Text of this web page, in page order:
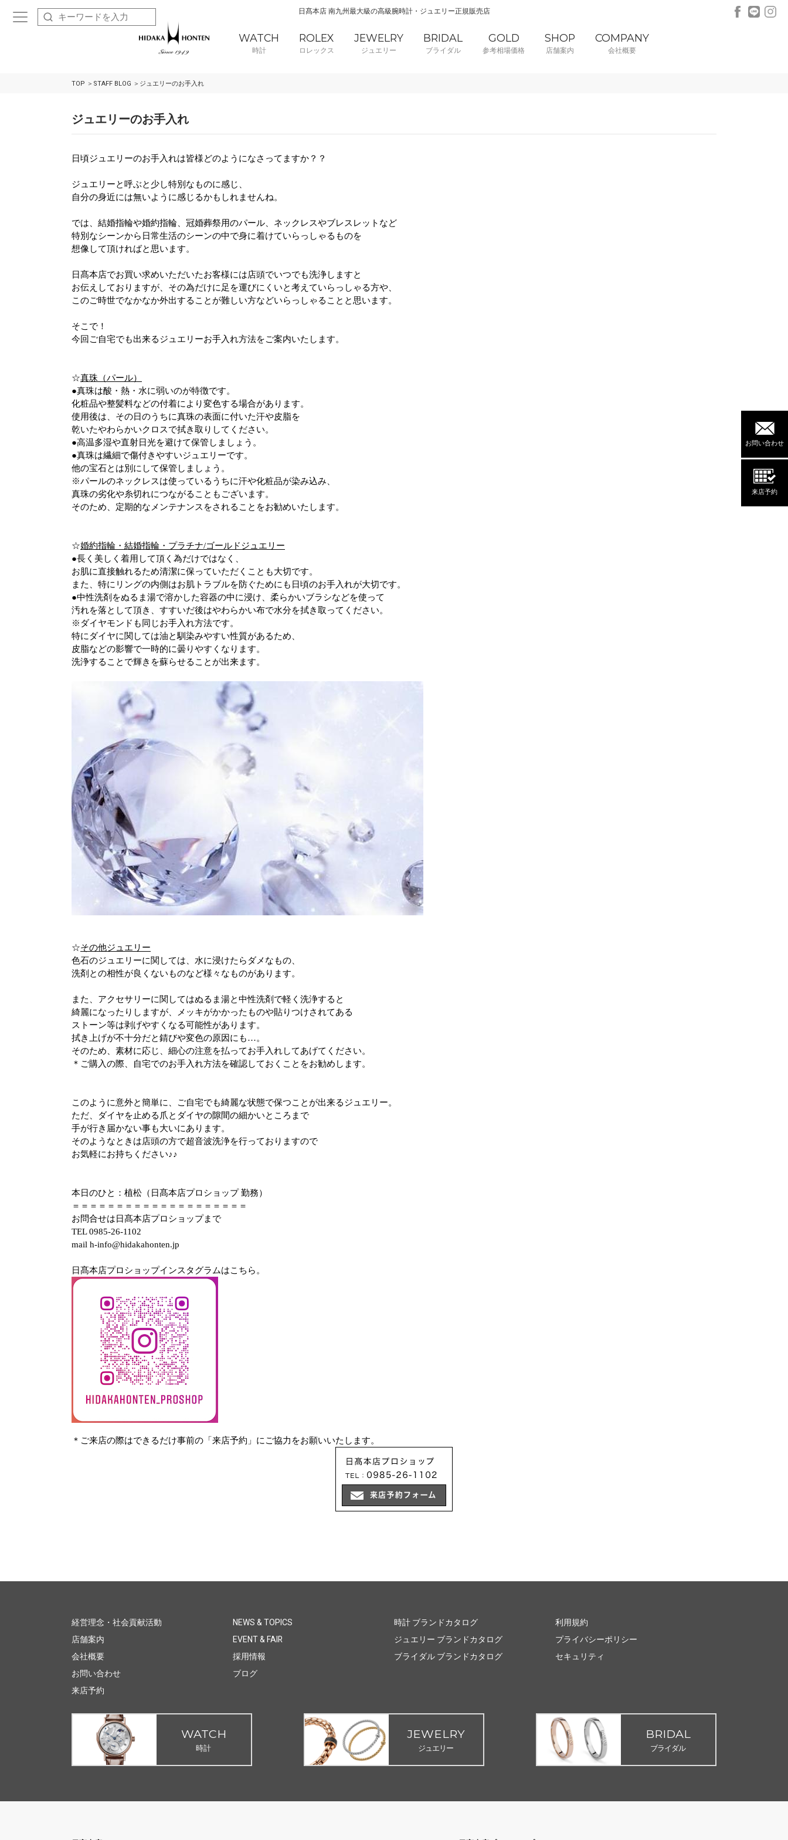
日髙本店 南九州最大級の高級腕時計・ジュエリー正規販売店
WATCH
時計
ROLEX
ロレックス
JEWELRY
ジュエリー
BRIDAL
ブライダル
GOLD
参考相場価格
SHOP
店舗案内
COMPANY
会社概要
お問い合わせ
来店予約
TOP STAFF BLOG ジュエリーのお手入れ
ジュエリーのお手入れ
日頃ジュエリーのお手入れは皆様どのようになさってますか？？
ジュエリーと呼ぶと少し特別なものに感じ、
自分の身近には無いように感じるかもしれませんね。
では、結婚指輪や婚約指輪、冠婚葬祭用のパール、 ネックレスやブレスレットなど
特別なシーンから日常生活のシーンの中で身に着けていらっしゃるものを
想像して頂ければと思います。
日髙本店でお買い求めいただいたお客様には店頭でいつでも洗浄しますと
お伝えしておりますが、その為だけに足を運びにくいと考えていらっしゃる方や、
このご時世でなかなか外出することが難しい方などいらっしゃることと思います。
そこで！
今回ご自宅でも出来るジュエリーお手入れ方法をご案内いたします。
☆真珠（パール）
●真珠は酸・熱・水に弱いのが特徴です。
化粧品や整髪料などの付着により変色する場合があります。
使用後は、その日のうちに真珠の表面に付いた汗や皮脂を
乾いたやわらかいクロスで拭き取りしてください。
●高温多湿や直射日光を避けて保管しましょう。
●真珠は繊細で傷付きやすいジュエリーです。
他の宝石とは別にして保管しましょう。
※パールのネックレスは使っているうちに汗や化粧品が染み込み、
真珠の劣化や糸切れにつながることもございます。
そのため、定期的なメンテナンスをされることをお勧めいたします。
☆婚約指輪・結婚指輪・プラチナ/ゴールドジュエリー
●長く美しく着用して頂く為だけではなく、
お肌に直接触れるため清潔に保っていただくことも大切です。
また、特にリングの内側はお肌トラブルを防ぐためにも日頃のお手入れが大切です。
●中性洗剤をぬるま湯で溶かした容器の中に浸け、柔らかいブラシなどを使って
汚れを落として頂き、すすいだ後はやわらかい布で水分を拭き取ってください。
※ダイヤモンドも同じお手入れ方法です。
特にダイヤに関しては油と馴染みやすい性質があるため、
皮脂などの影響で一時的に曇りやすくなります。
洗浄することで輝きを蘇らせることが出来ます。
☆その他ジュエリー
色石のジュエリーに関しては、水に浸けたらダメなもの、
洗剤との相性が良くないものなど様々なものがあります。
また、アクセサリーに関してはぬるま湯と中性洗剤で軽く洗浄すると
綺麗になったりしますが、メッキがかかったものや貼りつけされてある
ストーン等は剥げやすくなる可能性があります。
拭き上げが不十分だと錆びや変色の原因にも…。
そのため、素材に応じ、細心の注意を払ってお手入れしてあげてください。
＊ご購入の際、自宅でのお手入れ方法を確認しておくことをお勧めします。
このように意外と簡単に、ご自宅でも綺麗な状態で保つことが出来るジュエリー。
ただ、ダイヤを止める爪とダイヤの隙間の細かいところまで
手が行き届かない事も大いにあります。
そのようなときは店頭の方で超音波洗浄を行っておりますので
お気軽にお持ちください♪♪
本日のひと：植松（日髙本店プロショップ 勤務）
＝＝＝＝＝＝＝＝＝＝＝＝＝＝＝＝＝＝＝＝
お問合せは日髙本店プロショップまで
TEL 0985-26-1102
mail h-info@hidakahonten.jp
日髙本店プロショップインスタグラムはこちら。
＊ご来店の際はできるだけ事前の「来店予約」にご協力をお願いいたします。
経営理念・社会貢献活動
店舗案内
会社概要
お問い合わせ
来店予約
NEWS & TOPICS
EVENT & FAIR
採用情報
ブログ
時計 ブランドカタログ
ジュエリー ブランドカタログ
ブライダル ブランドカタログ
利用規約
プライバシーポリシー
セキュリティ
WATCH
時計
JEWELRY
ジュエリー
BRIDAL
ブライダル